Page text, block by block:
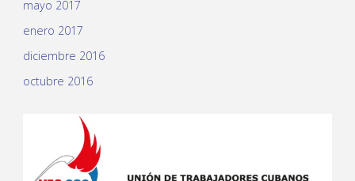
mayo 2017
enero 2017
diciembre 2016
octubre 2016